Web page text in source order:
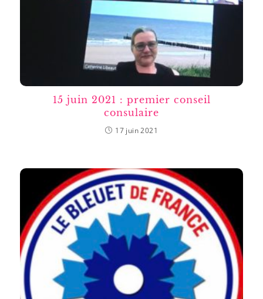
15 juin 2021 : premier conseil
consulaire
17 juin 2021